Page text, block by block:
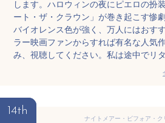
します。ハロウィンの夜にピエロの扮
ート・ザ・クラウン」が巻き起こす惨
バイオレンス色が強く、万人にはおす
ラー映画ファンからすれば有名な人気
み、視聴してください。私は途中でリ
14th
ナイトメアー・ビフォア・